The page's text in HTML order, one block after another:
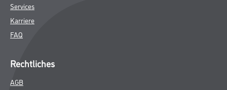
Services
Karriere
FAQ
Rechtliches
AGB